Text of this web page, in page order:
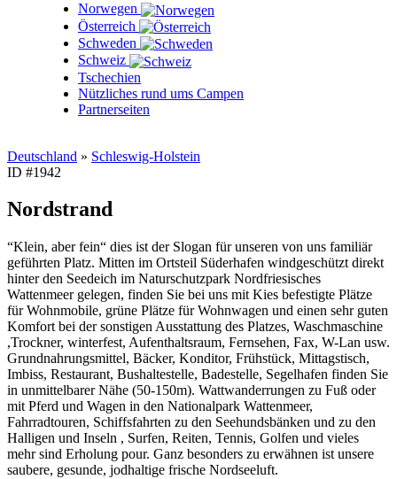
Norwegen
Österreich
Schweden
Schweiz
Tschechien
Nützliches rund ums Campen
Partnerseiten
Deutschland » Schleswig-Holstein
ID #1942
Nordstrand
“Klein, aber fein“ dies ist der Slogan für unseren von uns familiär
geführten Platz. Mitten im Ortsteil Süderhafen windgeschützt direkt
hinter den Seedeich im Naturschutzpark Nordfriesisches
Wattenmeer gelegen, finden Sie bei uns mit Kies befestigte Plätze
für Wohnmobile, grüne Plätze für Wohnwagen und einen sehr guten
Komfort bei der sonstigen Ausstattung des Platzes, Waschmaschine
,Trockner, winterfest, Aufenthaltsraum, Fernsehen, Fax, W-Lan usw.
Grundnahrungsmittel, Bäcker, Konditor, Frühstück, Mittagstisch,
Imbiss, Restaurant, Bushaltestelle, Badestelle, Segelhafen finden Sie
in unmittelbarer Nähe (50-150m). Wattwanderrungen zu Fuß oder
mit Pferd und Wagen in den Nationalpark Wattenmeer,
Fahrradtouren, Schiffsfahrten zu den Seehundsbänken und zu den
Halligen und Inseln , Surfen, Reiten, Tennis, Golfen und vieles
mehr sind Erholung pour. Ganz besonders zu erwähnen ist unsere
saubere, gesunde, jodhaltige frische Nordseeluft.